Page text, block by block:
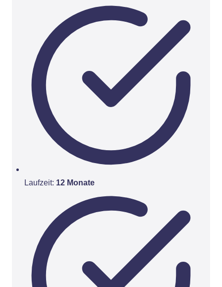
Laufzeit: 12 Monate